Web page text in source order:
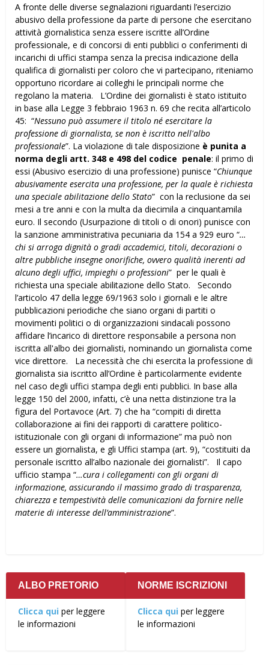
A fronte delle diverse segnalazioni riguardanti l’esercizio
abusivo della professione da parte di persone che esercitano
attività giornalistica senza essere iscritte all’Ordine
professionale, e di concorsi di enti pubblici o conferimenti di
incarichi di uffici stampa senza la precisa indicazione della
qualifica di giornalisti per coloro che vi partecipano, riteniamo
opportuno ricordare ai colleghi le principali norme che
regolano la materia. L’Ordine dei giornalisti è stato istituito
in base alla Legge 3 febbraio 1963 n. 69 che recita all’articolo
45: “Nessuno può assumere il titolo né esercitare la
professione di giornalista, se non è iscritto nell'albo
professionale”. La violazione di tale disposizione è punita a
norma degli artt. 348 e 498 del codice penale: il primo di
essi (Abusivo esercizio di una professione) punisce “Chiunque
abusivamente esercita una professione, per la quale è richiesta
una speciale abilitazione dello Stato” con la reclusione da sei
mesi a tre anni e con la multa da diecimila a cinquantamila
euro. Il secondo (Usurpazione di titoli o di onori) punisce con
la sanzione amministrativa pecuniaria da 154 a 929 euro “…
chi si arroga dignità o gradi accademici, titoli, decorazioni o
altre pubbliche insegne onorifiche, ovvero qualità inerenti ad
alcuno degli uffici, impieghi o professioni” per le quali è
richiesta una speciale abilitazione dello Stato. Secondo
l’articolo 47 della legge 69/1963 solo i giornali e le altre
pubblicazioni periodiche che siano organi di partiti o
movimenti politici o di organizzazioni sindacali possono
affidare l’incarico di direttore responsabile a persona non
iscritta all'albo dei giornalisti, nominando un giornalista come
vice direttore. La necessità che chi esercita la professione di
giornalista sia iscritto all’Ordine è particolarmente evidente
nel caso degli uffici stampa degli enti pubblici. In base alla
legge 150 del 2000, infatti, c’è una netta distinzione tra la
figura del Portavoce (Art. 7) che ha “compiti di diretta
collaborazione ai fini dei rapporti di carattere politico-
istituzionale con gli organi di informazione” ma può non
essere un giornalista, e gli Uffici stampa (art. 9), “costituiti da
personale iscritto all’albo nazionale dei giornalisti”. Il capo
ufficio stampa “…cura i collegamenti con gli organi di
informazione, assicurando il massimo grado di trasparenza,
chiarezza e tempestività delle comunicazioni da fornire nelle
materie di interesse dell’amministrazione”.
ALBO PRETORIO
Clicca qui per leggere
le informazioni
NORME ISCRIZIONI
Clicca qui per leggere
le informazioni